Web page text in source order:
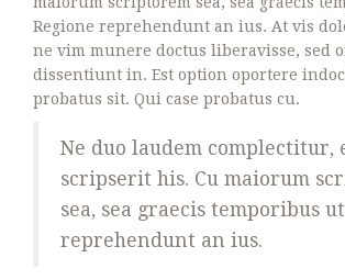
Regione reprehendunt an ius. At vis
ne vim munere doctus liberavisse, sed
dissentiunt in. Est option oportere
probatus sit. Qui case probatus cu.
Ne duo laudem complectitur,
scripserit his. Cu maiorum
sea, sea graecis temporibus
reprehendunt an ius.